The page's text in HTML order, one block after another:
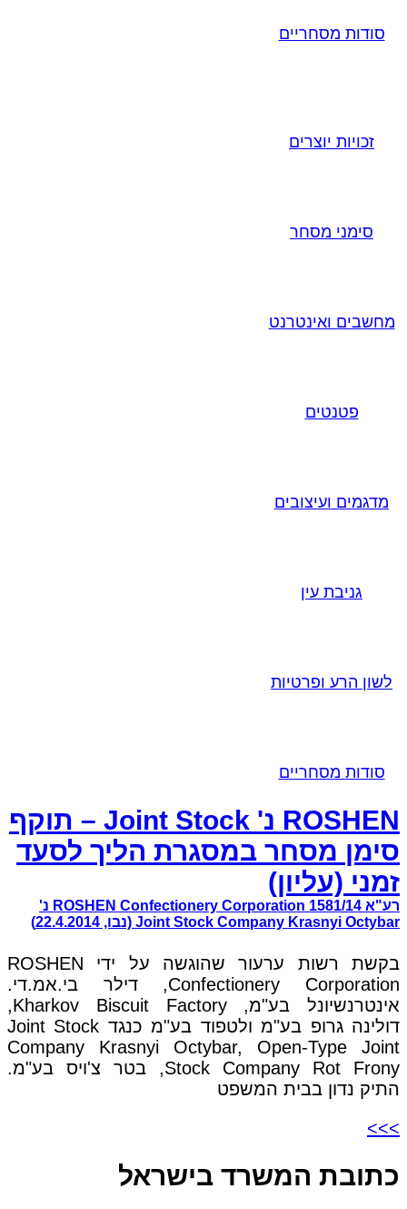
סודות מסחריים
זכויות יוצרים
סימני מסחר
מחשבים ואינטרנט
פטנטים
מדגמים ועיצובים
גניבת עין
לשון הרע ופרטיות
סודות מסחריים
ROSHEN נ' Joint Stock – תוקף
סימן מסחר במסגרת הליך לסעד
זמני (עליון)
רע"א 1581/14 ROSHEN Confectionery Corporation נ'
Joint Stock Company Krasnyi Octybar (נבו, 22.4.2014)
בקשת רשות ערעור שהוגשה על ידי ROSHEN
Confectionery Corporation, דילר בי.אמ.די.
אינטרנשיונל בע"מ, Kharkov Biscuit Factory,
דולינה גרופ בע"מ ולטפוד בע"מ כנגד Joint Stock
Company Krasnyi Octybar, Open-Type Joint
Stock Company Rot Frony, בטר צ'ויס בע"מ.
התיק נדון בבית המשפט
>>>
כתובת המשרד בישראל